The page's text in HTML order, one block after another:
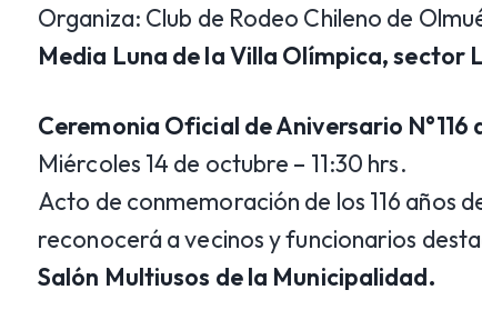
Organiza: Club de Rodeo Chileno de
Media Luna de la Villa Olímpica, sector
Ceremonia Oficial de Aniversario N°116
Miércoles 14 de octubre – 11:30 hrs.
Acto de conmemoración de los 116 años
reconocerá a vecinos y funcionarios
Salón Multiusos de la Municipalidad.